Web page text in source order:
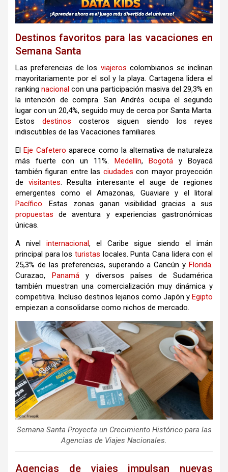
Destinos favoritos para las vacaciones en
Semana Santa
Las preferencias de los viajeros colombianos se inclinan
mayoritariamente por el sol y la playa. Cartagena lidera el
rankingnacional con una participación masiva del 29,3% en
la intención de compra. San Andrés ocupa el segundo
lugar con un 20,4%, seguido muy de cerca por Santa Marta.
Estos destinos costeros siguen siendo los reyes
indiscutibles de las Vacaciones familiares.
El Eje Cafetero aparece como la alternativa de naturaleza
más fuerte con un 11%.
Medellín, Bogotá y Boyacá
también figuran entre las ciudades con mayor proyección
de visitantes.
Resulta interesante el auge de regiones
emergentes como el Amazonas, Guaviare y el litoral
Pacífico. Estas zonas ganan visibilidad gracias a sus
propuestas de aventura y experiencias gastronómicas
únicas.
A nivel internacional, el Caribe sigue siendo el imán
principal para los turistas locales. Punta Cana lidera con el
25,3% de las preferencias, superando a Cancún y Florida.
Curazao,
Panamáy diversos países de Sudamérica
también muestran una comercialización muy dinámica y
competitiva. Incluso destinos lejanos como Japón y Egipto
empiezan a consolidarse como nichos de mercado.
Semana Santa Proyecta un Crecimiento Histórico para las
Agencias de Viajes Nacionales.
Agencias de viajes impulsan nuevas